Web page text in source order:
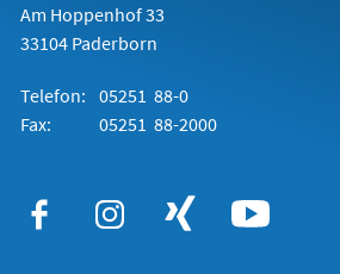
Am Hoppenhof 33
33104 Paderborn
Telefon: 05251 88-0
Fax:
05251 88-2000